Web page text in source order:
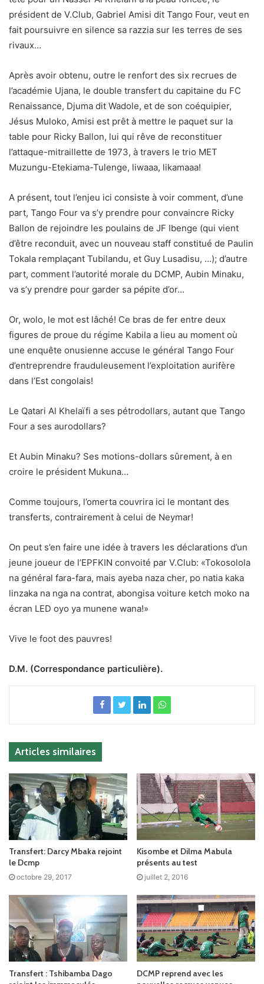
président de V.Club, Gabriel Amisi dit Tango Four, veut en
fait poursuivre en silence sa razzia sur les terres de ses
rivaux…
Après avoir obtenu, outre le renfort des six recrues de
l’académie Ujana, le double transfert du capitaine du FC
Renaissance, Djuma dit Wadole, et de son coéquipier,
Jésus Muloko, Amisi est prêt à mettre le paquet sur la
table pour Ricky Ballon, lui qui rêve de reconstituer
l’attaque-mitraillette de 1973, à travers le trio MET
Muzungu-Etekiama-Tulenge, liwaaa, likamaaa!
A présent, tout l’enjeu ici consiste à voir comment, d’une
part, Tango Four va s’y prendre pour convaincre Ricky
Ballon de rejoindre les poulains de JF Ibenge (qui vient
d’être reconduit, avec un nouveau staff constitué de Paulin
Tokala remplaçant Tubilandu, et Guy Lusadisu, …); d’autre
part, comment l’autorité morale du DCMP, Aubin Minaku,
va s’y prendre pour garder sa pépite d’or…
Or, wolo, le mot est lâché! Ce bras de fer entre deux
figures de proue du régime Kabila a lieu au moment où
une enquête onusienne accuse le général Tango Four
d’entreprendre frauduleusement l’exploitation aurifère
dans l’Est congolais!
Le Qatari Al Khelaïfi a ses pétrodollars, autant que Tango
Four a ses aurodollars?
Et Aubin Minaku? Ses motions-dollars sûrement, à en
croire le président Mukuna…
Comme toujours, l’omerta couvrira ici le montant des
transferts, contrairement à celui de Neymar!
On peut s’en faire une idée à travers les déclarations d’un
jeune joueur de l’EPFKIN convoité par V.Club: «Tokosolola
na général fara-fara, mais ayeba naza cher, po natia kaka
linzaka na nga na contrat, abongisa voiture ketch moko na
écran LED oyo ya munene wana!»
Vive le foot des pauvres!
D.M. (Correspondance particulière).
Articles similaires
Transfert: Darcy Mbaka rejoint
le Dcmp
octobre 29, 2017
Kisombe et Dilma Mabula
présents au test
juillet 2, 2016
Transfert : Tshibamba Dago
DCMP reprend avec les